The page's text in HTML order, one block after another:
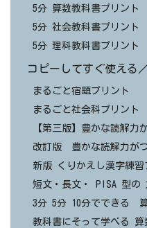
5分 算数教科書プリント
5分 社会教科書プリント
5分 理科教科書プリント
コピーしてすぐ使える
まるごと宿題プリント
まるごと社会科プリント
【第三版】豊かな読解力
改訂版 豊かな読解力が
新版 くりかえし漢字練習
短文・長文・ PISA 型
3分 5分 10分でできる
教科書にそって学べる 算